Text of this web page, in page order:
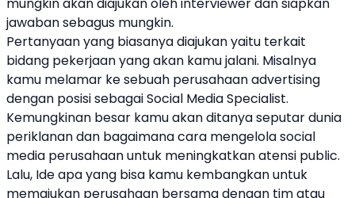
jawaban sebagus mungkin.
Pertanyaan yang biasanya diajukan yaitu terkait
bidang pekerjaan yang akan kamu jalani. Misalnya
kamu melamar ke sebuah perusahaan advertising
dengan posisi sebagai Social Media Specialist.
Kemungkinan besar kamu akan ditanya seputar dunia
periklanan dan bagaimana cara mengelola social
media perusahaan untuk meningkatkan atensi public.
Lalu, Ide apa yang bisa kamu kembangkan untuk
memajukan perusahaan bersama dengan tim atau